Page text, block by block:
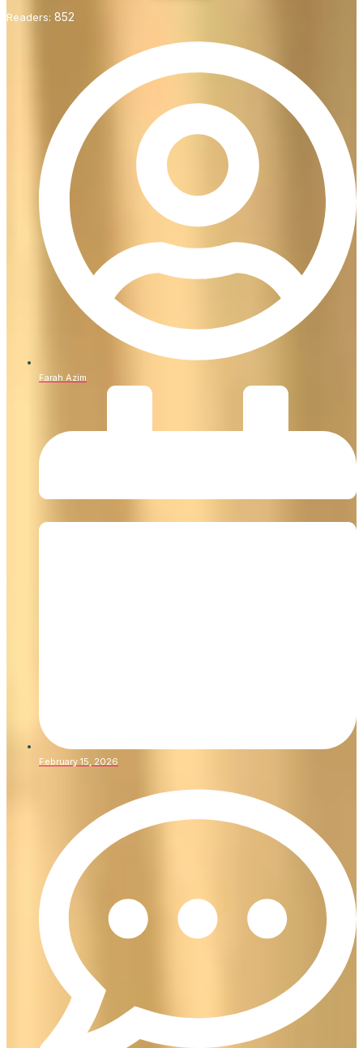
Readers: 852
Farah Azim
February 15, 2026